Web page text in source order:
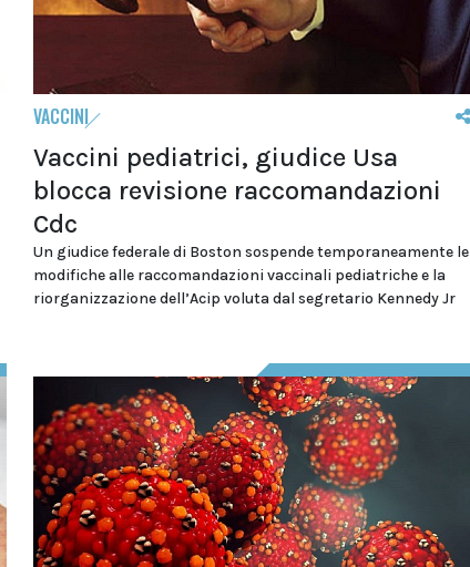
VACCINI
Vaccini pediatrici, giudice Usa
blocca revisione raccomandazioni
Cdc
Un giudice federale di Boston sospende temporaneamente le
modifiche alle raccomandazioni vaccinali pediatriche e la
riorganizzazione dell’Acip voluta dal segretario Kennedy Jr